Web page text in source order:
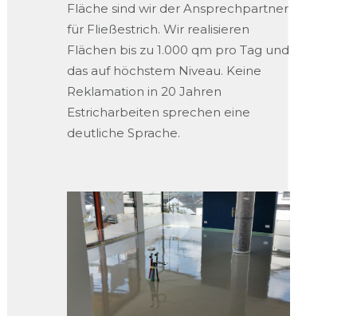
Fläche sind wir der Ansprechpartner
für Fließestrich. Wir realisieren
Flächen bis zu 1.000 qm pro Tag und
das auf höchstem Niveau. Keine
Reklamation in 20 Jahren
Estricharbeiten sprechen eine
deutliche Sprache.